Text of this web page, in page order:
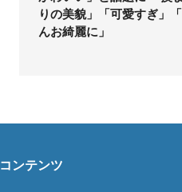
りの美貌」「可愛すぎ」
んお綺麗に」
コンテンツ